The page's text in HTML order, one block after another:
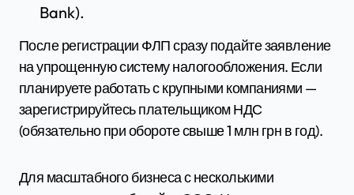
Bank).
После регистрации ФЛП сразу подайте заявление
на упрощенную систему налогообложения. Если
планируете работать с крупными компаниями —
зарегистрируйтесь плательщиком НДС
(обязательно при обороте свыше 1 млн грн в год).
Для масштабного бизнеса с несколькими